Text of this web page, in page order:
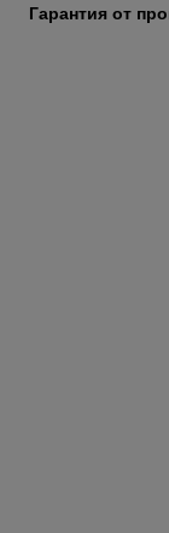
Гарантия от